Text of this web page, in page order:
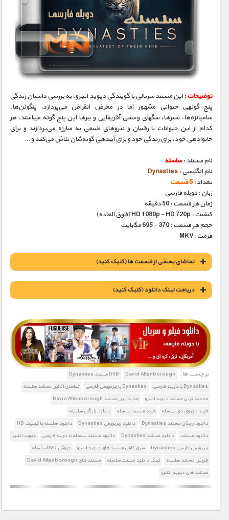
مسابقات / ورزشی
مستند های اختصاصی
توضیحات : این مستند سریالی با گویندگی دیوید اتنبرو، به بررسی داستان زندگی
پنج گونه‎ی حیوانی مشهور اما در معرض انقراض می‌پردازد. پنگوئن‌ها،
شامپانزه‌ها، شیرها، سگ‎های وحشی آفریقایی و ببرها این پنج گونه می‎باشند. هر
کدام از این حیوانات با رقیبان و نیروهای طبیعی به مبارزه می‌پردازند و برای
خانواده‎ی خود، برای زندگی خود و برای آینده‎ی گونه‌شان تلاش می‌کنند و…
نام مستند :سلسله
نام انگلیسی : Dynasties
تعداد : 5 قسمت
زبان : دوبله فارسی
زمان هر قسمت : 50 دقیقه
کیفیت : HD 1080p – HD 720p (فوق العاده)
حجم هر قسمت : 370 – 695 مگابایت
فرمت :MKV
تماشای بخشی از قسمت ها (کلیک کنید)
دریافت لینک دانلود (کلیک کنید)
1900 تومان – دانلود قسمت 1 (افزودن به سبد خريد)
1900 تومان – دانلود قسمت 2 (افزودن به سبد خريد)
1900 تومان – دانلود قسمت 4 (افزودن به سبد خريد)
1900 تومان – دانلود قسمت 5 (افزودن به سبد خريد)
برچسب ها: David Attenborough
DVD مستند Dynasties
Dynasties با دوبله فارسی
Dynasties با زیرنویس فارسی
تماشای آنلاین مستند سلسله
جددید ترین مستند دیوید اتنبرو
جدیدترین مستند David Attenborough
خرید دی وی دی سلسله
خرید مستند سلسله
دانلود رایگان سلسله
دانلود رایگان مستند Dynasties
دانلود زیرنویس Dynasties
دانلود سلسله با کیفیت HD
دانلود مستند
دانلود مستند Dynasties دانلود مستند سلسله با دوبله فارسی
دیوید اتنبرو
زیرنویس فارسی Dynasties
سری کامل مستند های دیوید اتنبرو
فروش DVD سلسله
فروش مستند سلسله
لینک دانلود مستند سلسله
مستند های David Attenborough
مستند های دیوید اتنبرو